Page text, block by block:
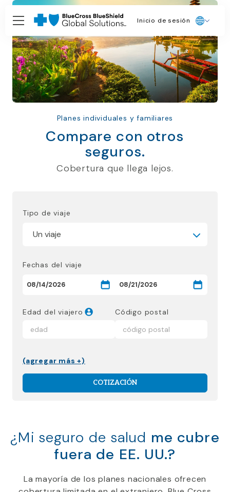
Inicio de sesión
Planes individuales y familiares
Compare con otros
seguros.
Cobertura que llega lejos.
Tipo de viaje
Fechas del viaje
Edad del viajero Código postal
(agregar más +)
COTIZACIÓN
¿Mi seguro de salud me cubre
fuera de EE. UU.?
La mayoría de los planes nacionales ofrecen